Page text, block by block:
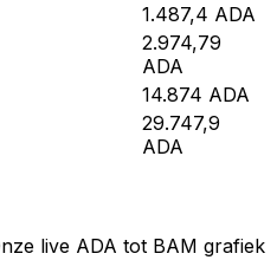
1.487,4 ADA
2.974,79
ADA
14.874 ADA
29.747,9
ADA
live ADA tot BAM grafiek